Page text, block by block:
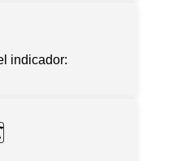
indicador: